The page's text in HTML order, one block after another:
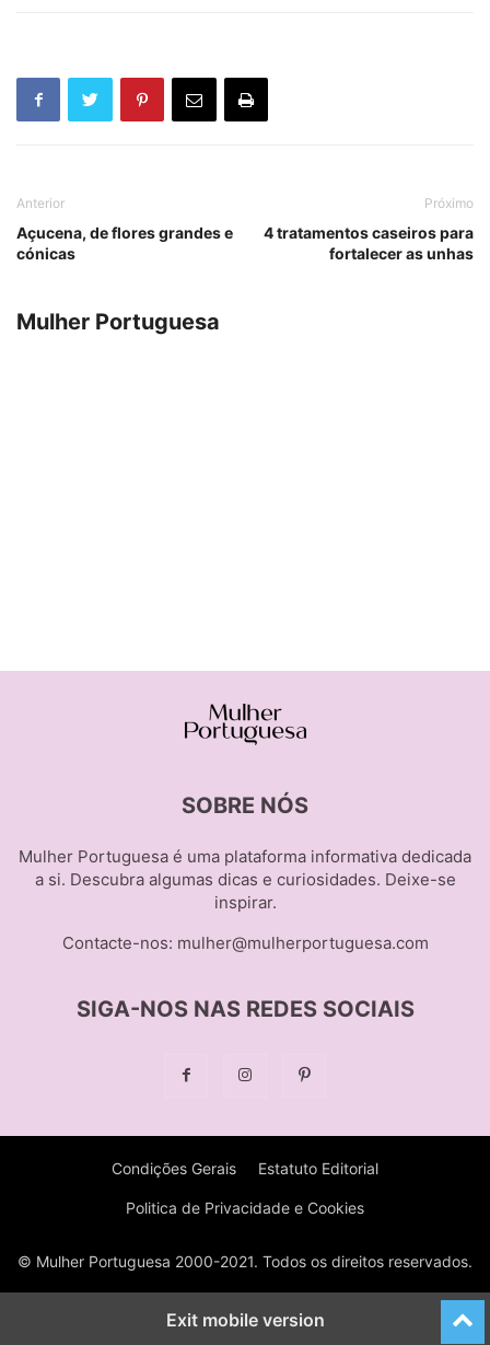
Anterior
Açucena, de flores grandes e
cónicas
Próximo
4 tratamentos caseiros para
fortalecer as unhas
Mulher Portuguesa
SOBRE NÓS
Mulher Portuguesa é uma plataforma informativa dedicada
a si. Descubra algumas dicas e curiosidades. Deixe-se
inspirar.
Contacte-nos: mulher@mulherportuguesa.com
SIGA-NOS NAS REDES SOCIAIS
Condições Gerais Estatuto Editorial
Politica de Privacidade e Cookies
© Mulher Portuguesa 2000-2021. Todos os direitos reservados.
Exit mobile version